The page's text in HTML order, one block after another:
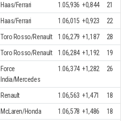
Haas/Ferrari 1.05,936 +0,844 21
Haas/Ferrari 1.06,015 +0,923 22
Toro Rosso/Renault 1.06,279 +1,187 28
Toro Rosso/Renault 1.06,284 +1,192 19
Force
India/Mercedes
1.06,374 +1,282 26
Renault 1.06,563 +1,471 18
McLaren/Honda 1.06,578 +1,486 18